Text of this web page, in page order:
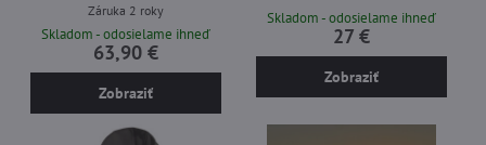
Záruka 2 roky
Skladom - odosielame ihneď
63,90 €
Zobraziť
Skladom - odosielame ihneď
27 €
Zobraziť